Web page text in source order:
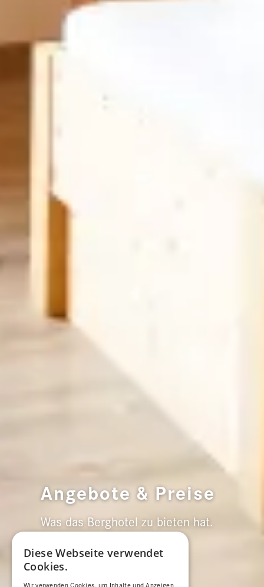
Angebote & Preise
Was das Berghotel zu bieten hat.
Diese Webseite verwendet
Cookies.
Wir verwenden Cookies, um Inhalte und Anzeigen